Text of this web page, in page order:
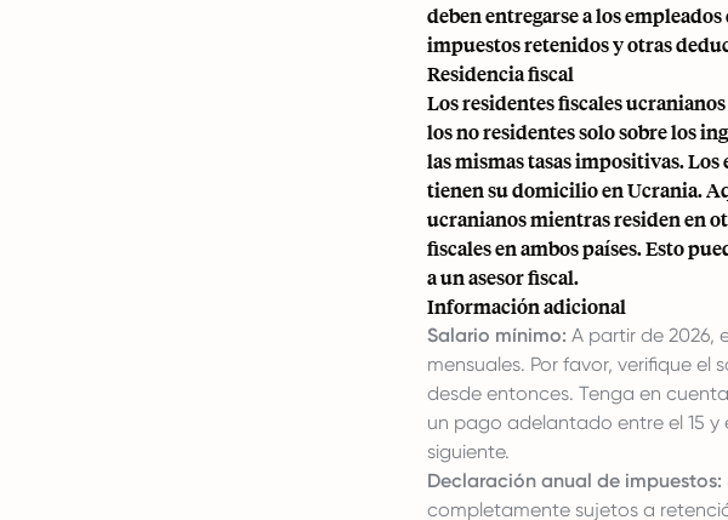
deben entregarse a los
impuestos retenidos y otras
Residencia fiscal
Los residentes fiscales
los no residentes solo sobre los
las mismas tasas impositivas.
tienen su domicilio en Ucrania.
ucranianos mientras residen en
fiscales en ambos países. Esto
a un asesor fiscal.
Información adicional
Salario mínimo: A partir de 2026,
mensuales. Por favor, verifique
desde entonces. Tenga en
un pago adelantado entre el 15 y
siguiente.
Declaración anual de impuestos:
completamente sujetos a